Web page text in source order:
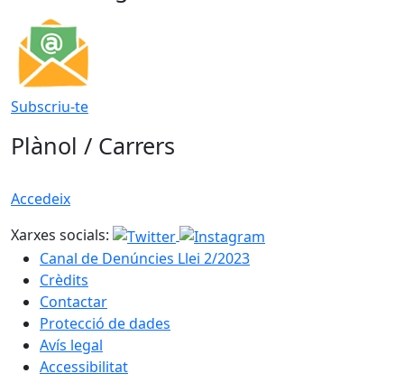
Subscriu-te
Plànol / Carrers
Accedeix
Xarxes socials:
Canal de Denúncies Llei 2/2023
Crèdits
Contactar
Protecció de dades
Avís legal
Accessibilitat